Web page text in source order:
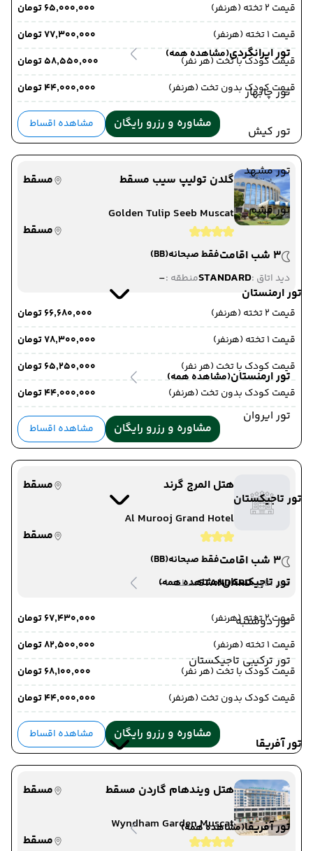
تور ایرانگردی(مشاهده همه)
تور چابهار
تور کیش
تور مشهد
تور قشم
تور ارمنستان
تور ارمنستان(مشاهده همه)
تور ایروان
تور تاجیکستان
تور تاجیکستان(مشاهده همه)
تور دوشنبه
تور ترکیبی تاجیکستان
تور آفریقا
تور آفریقا(مشاهده همه)
قیمت 2 تخته (هرنفر)
۶۵٬۰۰۰٬۰۰۰ تومان
قیمت 1 تخته (هرنفر)
۷۷٬۳۰۰٬۰۰۰ تومان
قیمت کودک با تخت (هر نفر)
۵۸٬۵۵۰٬۰۰۰ تومان
قیمت کودک بدون تخت (هرنفر)
۴۴٬۰۰۰٬۰۰۰ تومان
مشاوره و رزرو رایگان مشاهده اقساط
گلدن تولیپ سیب مسقط
مسقط
Golden Tulip Seeb Muscat
مسقط
3 شب اقامت
فقط صبحانه(BB)
دید اتاق :STANDARDمنطقه :-
قیمت 2 تخته (هرنفر)
۶۶٬۶۸۰٬۰۰۰ تومان
قیمت 1 تخته (هرنفر)
۷۸٬۳۰۰٬۰۰۰ تومان
قیمت کودک با تخت (هر نفر)
۶۵٬۲۵۰٬۰۰۰ تومان
قیمت کودک بدون تخت (هرنفر)
۴۴٬۰۰۰٬۰۰۰ تومان
مشاوره و رزرو رایگان مشاهده اقساط
هتل المرج گرند
مسقط
Al Murooj Grand Hotel
مسقط
3 شب اقامت
فقط صبحانه(BB)
دید اتاق :STANDARDمنطقه :-
قیمت 2 تخته (هرنفر)
۶۷٬۴۳۰٬۰۰۰ تومان
قیمت 1 تخته (هرنفر)
۸۲٬۵۰۰٬۰۰۰ تومان
قیمت کودک با تخت (هر نفر)
۶۸٬۱۰۰٬۰۰۰ تومان
قیمت کودک بدون تخت (هرنفر)
۴۴٬۰۰۰٬۰۰۰ تومان
مشاوره و رزرو رایگان مشاهده اقساط
هتل ویندهام گاردن مسقط
مسقط
Wyndham Garden Muscat
مسقط